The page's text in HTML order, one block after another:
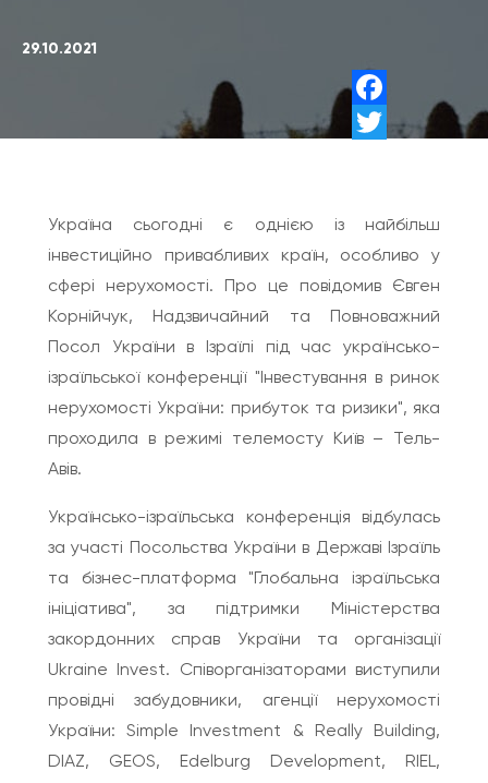
29.10.2021
Facebook
Україна сьогодні є однією із найбільш
інвестиційно привабливих країн, особливо у
сфері нерухомості. Про це повідомив Євген
Корнійчук, Надзвичайний та Повноважний
Посол України в Ізраїлі під час українсько-
ізраїльської конференції "Інвестування в ринок
нерухомості України: прибуток та ризики", яка
проходила в режимі телемосту Київ – Тель-
Авів.
Українсько-ізраїльська конференція відбулась
за участі Посольства України в Державі Ізраїль
та бізнес-платформа "Глобальна ізраїльська
ініціатива", за підтримки Міністерства
закордонних справ України та організації
Ukraine Invest. Співорганізаторами виступили
провідні забудовники, агенції нерухомості
України: Simple Investment & Really Building,
DIAZ, GEOS, Edelburg Development, RIEL,